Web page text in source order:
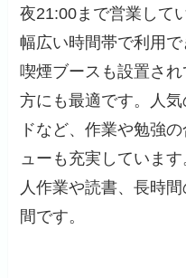
夜21:00まで営業して
幅広い時間帯で利用で
喫煙ブースも設置さ
方にも最適です。人
ドなど、作業や勉強
ューも充実していま
人作業や読書、長時
間です。